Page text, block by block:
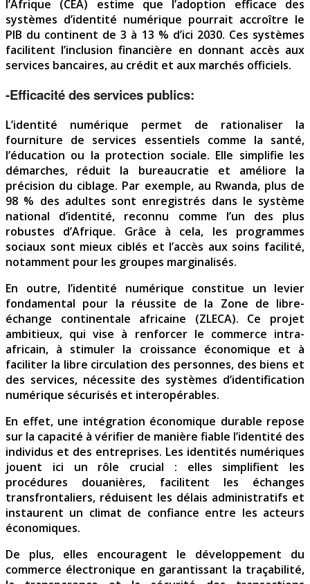
l’Afrique (CEA) estime que l’adoption efficace des
systèmes d’identité numérique pourrait accroître le
PIB du continent de 3 à 13 % d’ici 2030. Ces systèmes
facilitent l’inclusion financière en donnant accès aux
services bancaires, au crédit et aux marchés officiels.
-Efficacité des services publics:
L’identité numérique permet de rationaliser la
fourniture de services essentiels comme la santé,
l’éducation ou la protection sociale. Elle simplifie les
démarches, réduit la bureaucratie et améliore la
précision du ciblage. Par exemple, au Rwanda, plus de
98 % des adultes sont enregistrés dans le système
national d’identité, reconnu comme l’un des plus
robustes d’Afrique. Grâce à cela, les programmes
sociaux sont mieux ciblés et l’accès aux soins facilité,
notamment pour les groupes marginalisés.
En outre, l’identité numérique constitue un levier
fondamental pour la réussite de la Zone de libre-
échange continentale africaine (ZLECA). Ce projet
ambitieux, qui vise à renforcer le commerce intra-
africain, à stimuler la croissance économique et à
faciliter la libre circulation des personnes, des biens et
des services, nécessite des systèmes d’identification
numérique sécurisés et interopérables.
En effet, une intégration économique durable repose
sur la capacité à vérifier de manière fiable l’identité des
individus et des entreprises. Les identités numériques
jouent ici un rôle crucial : elles simplifient les
procédures douanières, facilitent les échanges
transfrontaliers, réduisent les délais administratifs et
instaurent un climat de confiance entre les acteurs
économiques.
De plus, elles encouragent le développement du
commerce électronique en garantissant la traçabilité,